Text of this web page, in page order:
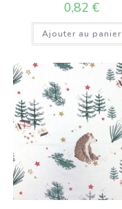
0,82 €
Ajouter au panier